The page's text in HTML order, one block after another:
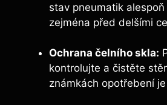
stav pneumatik
zejména před delšími
Ochrana čelního skla:
kontrolujte a čistěte
známkách opotřebení